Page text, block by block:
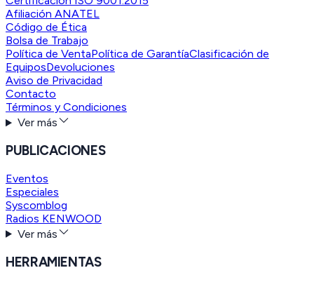
Afiliación ANATEL
Código de Ética
Bolsa de Trabajo
Política de VentaPolítica de GarantíaClasificación de
EquiposDevoluciones
Aviso de Privacidad
Contacto
Términos y Condiciones
Ver más
PUBLICACIONES
Eventos
Especiales
Syscomblog
Radios KENWOOD
Ver más
HERRAMIENTAS